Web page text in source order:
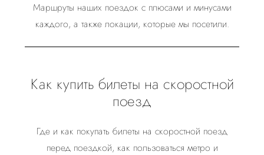
Маршруты наших поездок с плюсами и минусами
каждого, а также локации, которые мы посетили.
Как купить билеты на скоростной
поезд
Где и как покупать билеты на скоростной поезд
перед поездкой, как пользоваться метро и